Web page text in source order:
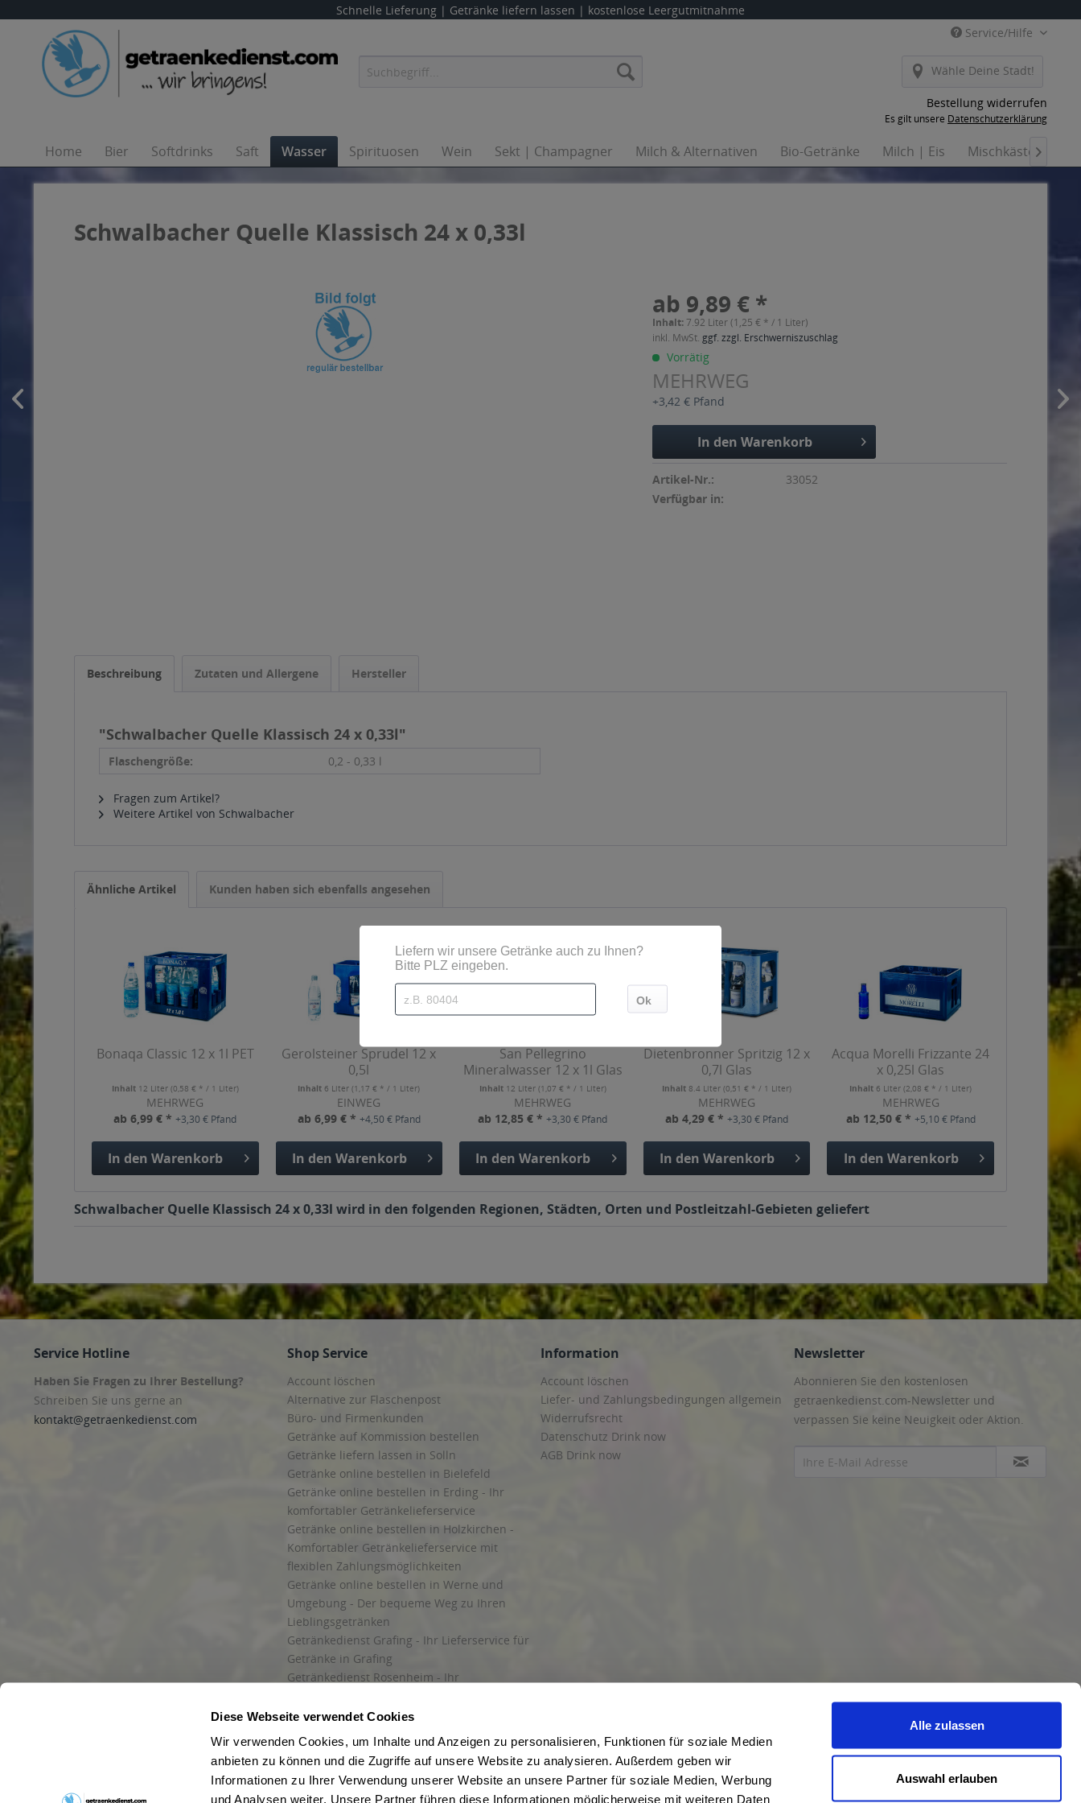
Diese Webseite verwendet Cookies
Wir verwenden Cookies, um Inhalte und Anzeigen zu personalisieren, Funktionen für soziale Medien
anbieten zu können und die Zugriffe auf unsere Website zu analysieren. Außerdem geben wir
Informationen zu Ihrer Verwendung unserer Website an unsere Partner für soziale Medien, Werbung
und Analysen weiter. Unsere Partner führen diese Informationen möglicherweise mit weiteren Daten
Alle zulassen
Auswahl erlauben
Schnelle Lieferung | Getränke liefern lassen | kostenlose Leergutmitnahme
Service/Hilfe
Wähle Deine Stadt!
Bestellung widerrufen
Es gilt unsere Datenschutzerklärung
Home Bier Softdrinks Saft Wasser Spirituosen Wein Sekt | Champagner Milch & Alternativen Bio-Getränke Milch | Eis Mischkästen

Schwalbacher Quelle Klassisch 24 x 0,33l
ab 9,89 € *
Inhalt:7.92 Liter (1,25 € * / 1 Liter)
inkl. MwSt. ggf. zzgl. Erschwerniszuschlag
Vorrätig
MEHRWEG
+3,42 € Pfand
In den Warenkorb
Artikel-Nr.:
33052
Verfügbar in:
Beschreibung Zutaten und Allergene Hersteller
"Schwalbacher Quelle Klassisch 24 x 0,33l"
Flaschengröße: 0,2 - 0,33 l
Fragen zum Artikel?
Weitere Artikel von Schwalbacher
Ähnliche Artikel Kunden haben sich ebenfalls angesehen
Bonaqa Classic 12 x 1l PET
Inhalt 12 Liter (0,58 € * / 1 Liter)
MEHRWEG
ab 6,99 € *+3,30 € Pfand
In den Warenkorb
Gerolsteiner Sprudel 12 x
0,5l
Inhalt 6 Liter(1,17 € * / 1 Liter)
EINWEG
ab 6,99 € * +4,50 € Pfand
In den Warenkorb
San Pellegrino
Mineralwasser 12 x 1l Glas
Inhalt 12 Liter (1,07 € * / 1 Liter)
MEHRWEG
ab 12,85 € *+3,30 € Pfand
In den Warenkorb
Dietenbronner Spritzig 12 x
0,7l Glas
Inhalt 8.4 Liter(0,51 € * / 1 Liter)
MEHRWEG
ab 4,29 € *+3,30 € Pfand
In den Warenkorb
Acqua Morelli Frizzante 24
x 0,25l Glas
Inhalt 6 Liter(2,08 € * / 1 Liter)
MEHRWEG
ab 12,50 € * +5,10 € Pfand
In den Warenkorb
Schwalbacher Quelle Klassisch 24 x 0,33l wird in den folgenden Regionen, Städten, Orten und Postleitzahl-Gebieten geliefert
Service Hotline
Haben Sie Fragen zu Ihrer Bestellung?
Schreiben Sie uns gerne an
kontakt@getraenkedienst.com
Shop Service
Account löschen
Alternative zur Flaschenpost
Büro- und Firmenkunden
Getränke auf Kommission bestellen
Getränke liefern lassen in Solln
Getränke online bestellen in Bielefeld
Getränke online bestellen in Erding - Ihr
komfortabler Getränkelieferservice
Getränke online bestellen in Holzkirchen -
Komfortabler Getränkelieferservice mit
flexiblen Zahlungsmöglichkeiten
Getränke online bestellen in Werne und
Umgebung - Der bequeme Weg zu Ihren
Lieblingsgetränken
Getränkedienst Grafing - Ihr Lieferservice für
Getränke in Grafing
Getränkedienst Rosenheim - Ihr
und Umgebung
Liefergebiet
Lieferservice für Getränke
Wir liefern Getränke
Information
Account löschen
Liefer- und Zahlungsbedingungen allgemein
Widerrufsrecht
Datenschutz Drink now
AGB Drink now
Newsletter
Abonnieren Sie den kostenlosen
getraenkedienst.com-Newsletter und
verpassen Sie keine Neuigkeit oder Aktion.